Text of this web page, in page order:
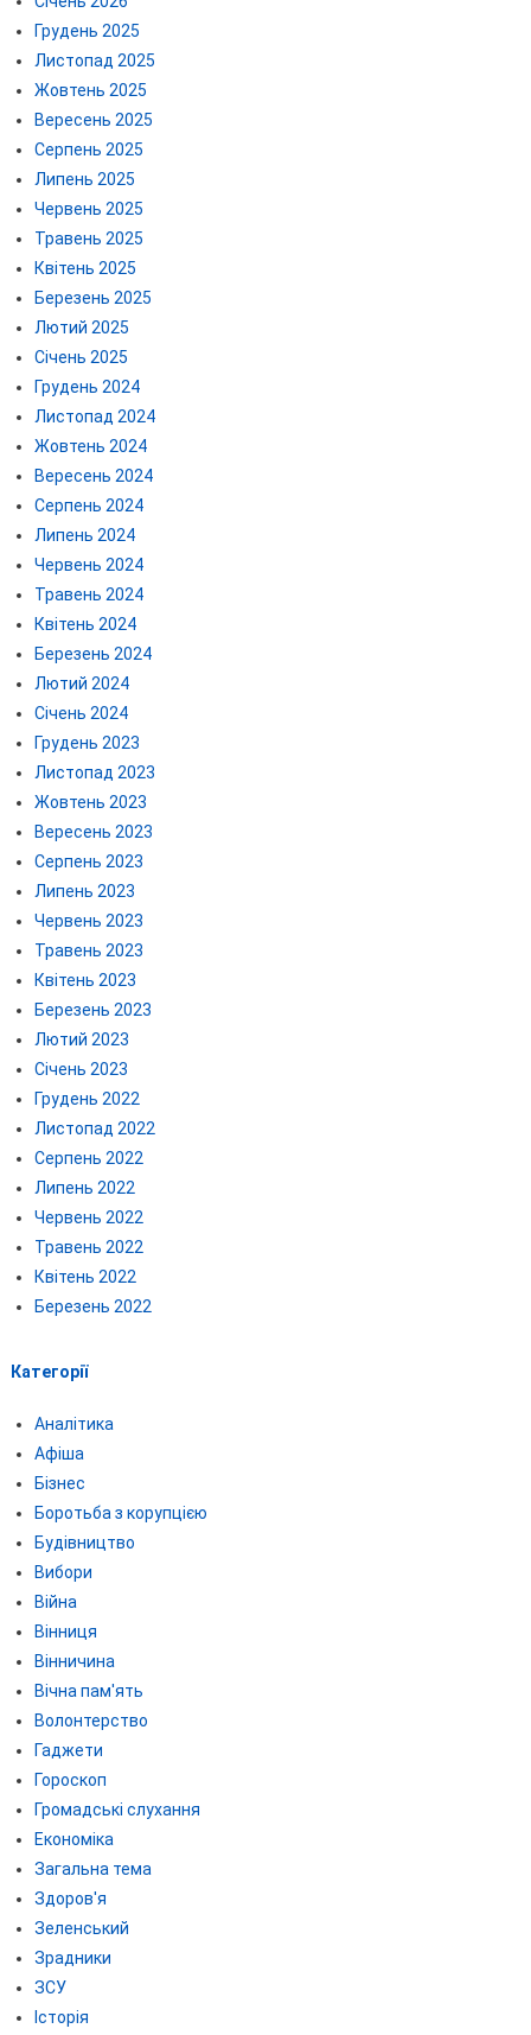
Грудень 2025
Листопад 2025
Жовтень 2025
Вересень 2025
Серпень 2025
Липень 2025
Червень 2025
Травень 2025
Квітень 2025
Березень 2025
Лютий 2025
Січень 2025
Грудень 2024
Листопад 2024
Жовтень 2024
Вересень 2024
Серпень 2024
Липень 2024
Червень 2024
Травень 2024
Квітень 2024
Березень 2024
Лютий 2024
Січень 2024
Грудень 2023
Листопад 2023
Жовтень 2023
Вересень 2023
Серпень 2023
Липень 2023
Червень 2023
Травень 2023
Квітень 2023
Березень 2023
Лютий 2023
Січень 2023
Грудень 2022
Листопад 2022
Серпень 2022
Липень 2022
Червень 2022
Травень 2022
Квітень 2022
Березень 2022
Категорії
Аналітика
Афіша
Бізнес
Боротьба з корупцією
Будівництво
Вибори
Війна
Вінниця
Вінничина
Вічна пам'ять
Волонтерство
Гаджети
Гороскоп
Громадські слухання
Економіка
Загальна тема
Здоров'я
Зеленський
Зрадники
ЗСУ
Історія